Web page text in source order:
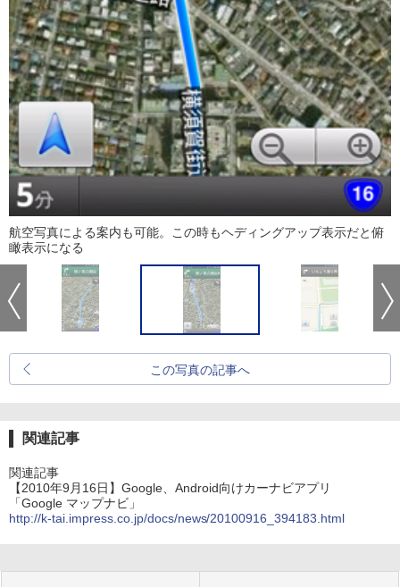
航空写真による案内も可能。この時もヘディングアップ表示だと俯
瞰表示になる
この写真の記事へ
関連記事
関連記事
【2010年9月16日】Google、Android向けカーナビアプリ
「Google マップナビ」
http://k-tai.impress.co.jp/docs/news/20100916_394183.html